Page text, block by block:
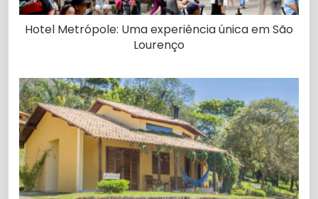
Hotel Metrópole: Uma experiência única em São
Lourenço